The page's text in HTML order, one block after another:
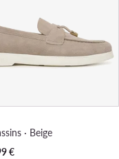
· Beige
€